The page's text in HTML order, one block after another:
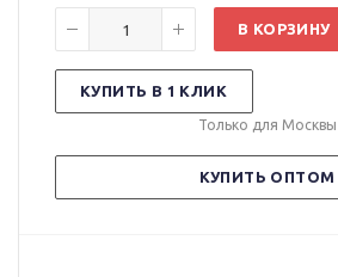
В КОРЗИНУ
КУПИТЬ В 1 КЛИК
Только для Москвы
КУПИТЬ ОПТОМ